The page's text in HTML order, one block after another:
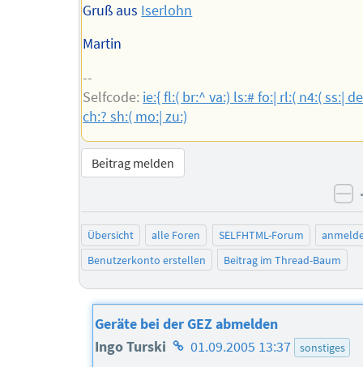
Gruß aus Iserlohn
Martin
--
Selfcode: ie:{ fl:( br:^ va:) ls:# fo:| rl:( n4:( ss:|
ch:? sh:( mo:| zu:)
Beitrag melden
Übersicht alle Foren SELFHTML-Forum
Benutzerkonto erstellen
Beitrag im Thread-Baum
Geräte bei der GEZ abmelden
Ingo Turski Homepage
01.09.2005 13:37 sonstiges